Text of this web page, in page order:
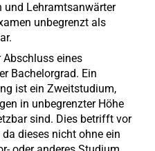
und Lehramtsanwärter
unbegrenzt als
eines
Bachelorgrad. Ein
ist ein Zweitstudium,
in unbegrenzter Höhe
sind. Dies betrifft vor
dieses nicht ohne ein